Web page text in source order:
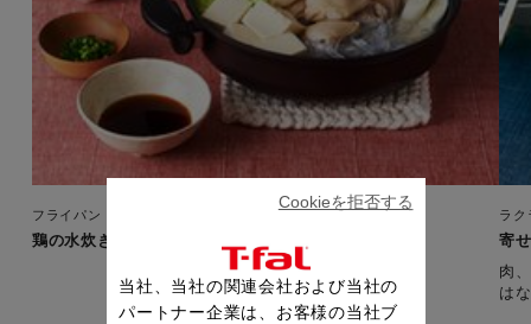
フライパン・鍋
鶏の水炊き
ラク
寄
肉
は
当社、当社の関連会社および当社の
パートナー企業は、お客様の当社ブ
Cookieを拒否する